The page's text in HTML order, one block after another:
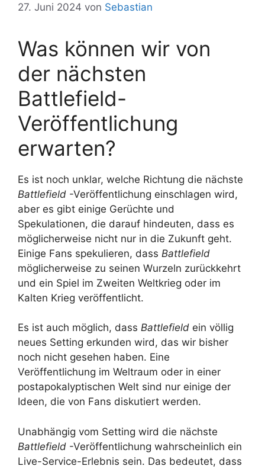
27. Juni 2024 von Sebastian
Was können wir von
der nächsten
Battlefield-
Veröffentlichung
erwarten?
Es ist noch unklar, welche Richtung die nächste
Battlefield -Veröffentlichung einschlagen wird,
aber es gibt einige Gerüchte und
Spekulationen, die darauf hindeuten, dass es
möglicherweise nicht nur in die Zukunft geht.
Einige Fans spekulieren, dass Battlefield
möglicherweise zu seinen Wurzeln zurückkehrt
und ein Spiel im Zweiten Weltkrieg oder im
Kalten Krieg veröffentlicht.
Es ist auch möglich, dass Battlefield ein völlig
neues Setting erkunden wird, das wir bisher
noch nicht gesehen haben. Eine
Veröffentlichung im Weltraum oder in einer
postapokalyptischen Welt sind nur einige der
Ideen, die von Fans diskutiert werden.
Unabhängig vom Setting wird die nächste
Battlefield -Veröffentlichung wahrscheinlich ein
Live-Service-Erlebnis sein. Das bedeutet, dass